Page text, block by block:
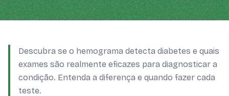
Descubra se o hemograma detecta diabetes e quais
exames são realmente eficazes para diagnosticar a
condição. Entenda a diferença e quando fazer cada
teste.